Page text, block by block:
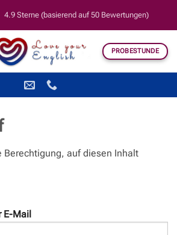
4.9 Sterne (basierend auf 50 Bewertungen)
PROBESTUNDE
Berechtigung, auf diesen Inhalt
E-Mail